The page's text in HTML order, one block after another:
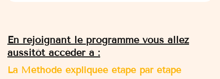
En rejoignant le programme vous allez
aussitôt accéder à :
La Méthode expliquée étape par étape